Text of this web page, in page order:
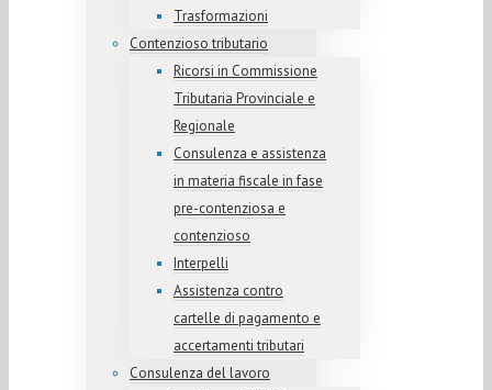
Trasformazioni
Contenzioso tributario
Ricorsi in Commissione
Tributaria Provinciale e
Regionale
Consulenza e assistenza
in materia fiscale in fase
pre-contenziosa e
contenzioso
Interpelli
Assistenza contro
cartelle di pagamento e
accertamenti tributari
Consulenza del lavoro